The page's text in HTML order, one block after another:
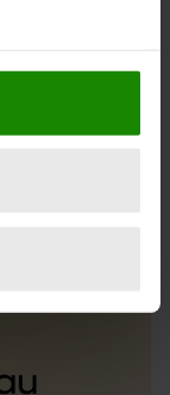
kan zijn
(fingerprinting)
te